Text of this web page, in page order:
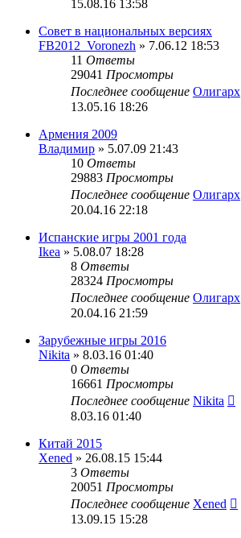
15.08.16 13:58
Совет в национальных версиях
FB2012_Voronezh » 7.06.12 18:53
11 Ответы
29041 Просмотры
Последнее сообщение Олигарх
13.05.16 18:26
Армения 2009
Владимир » 5.07.09 21:43
10 Ответы
29883 Просмотры
Последнее сообщение Олигарх
20.04.16 22:18
Испанские игры 2001 года
Ikea » 5.08.07 18:28
8 Ответы
28324 Просмотры
Последнее сообщение Олигарх
20.04.16 21:59
Зарубежные игры 2016
Nikita » 8.03.16 01:40
0 Ответы
16661 Просмотры
Последнее сообщение Nikita
8.03.16 01:40
Китай 2015
Xened » 26.08.15 15:44
3 Ответы
20051 Просмотры
Последнее сообщение Xened
13.09.15 15:28